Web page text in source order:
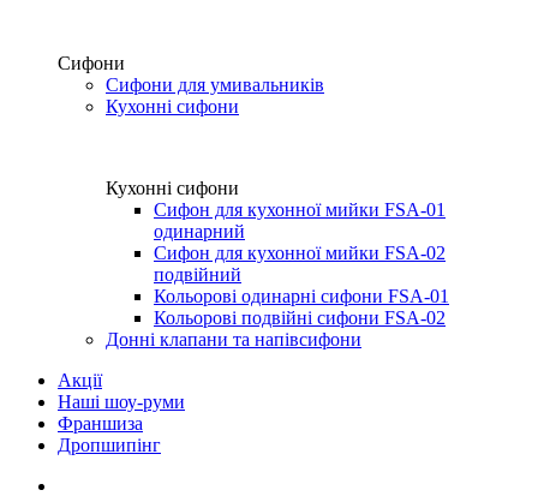
Сифони
Сифони для умивальників
Кухонні сифони
Кухонні сифони
Сифон для кухонної мийки FSA-01
одинарний
Сифон для кухонної мийки FSA-02
подвійний
Кольорові одинарні сифони FSA-01
Кольорові подвійні сифони FSA-02
Донні клапани та напівсифони
Акції
Наші шоу-руми
Франшиза
Дропшипінг